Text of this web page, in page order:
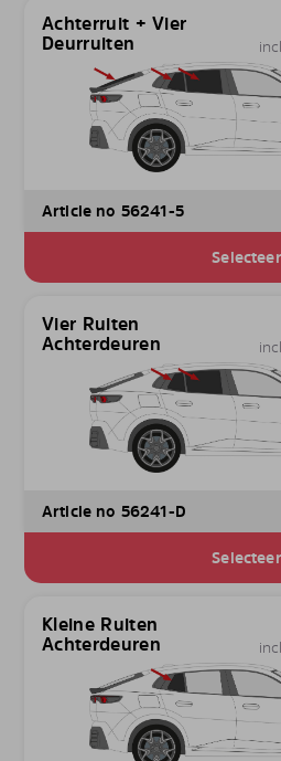
Achterruit + Vier
Deurruiten
Article no 56241-5
Selecteer
Vier Ruiten
Achterdeuren
Article no 56241-D
Selecteer
Kleine Ruiten
Achterdeuren